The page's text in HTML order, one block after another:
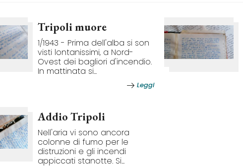
Tripoli muore
1/1943 - Prima dell'alba si son
visti lontanissimi, a Nord-
Ovest dei bagliori d'incendio.
In mattinata si...
Leggi
Addio Tripoli
Nell'aria vi sono ancora
colonne di fumo per le
distruzioni e gli incendi
appiccati stanotte. Si...